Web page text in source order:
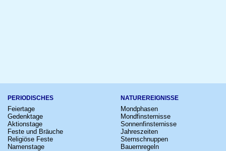
PERIODISCHES
Feiertage
Gedenktage
Aktionstage
Feste und Bräuche
Religiöse Feste
Namenstage
NATUREREIGNISSE
Mondphasen
Mondfinsternisse
Sonnenfinsternisse
Jahreszeiten
Sternschnuppen
Bauernregeln